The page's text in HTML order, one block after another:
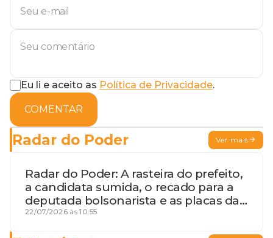
Eu li e aceito as Política de Privacidade.
COMENTAR
Radar do Poder Ver mais
Radar do Poder: A rasteira do prefeito,
a candidata sumida, o recado para a
deputada bolsonarista e as placas da
discórdia
22/07/2026 às 10:55